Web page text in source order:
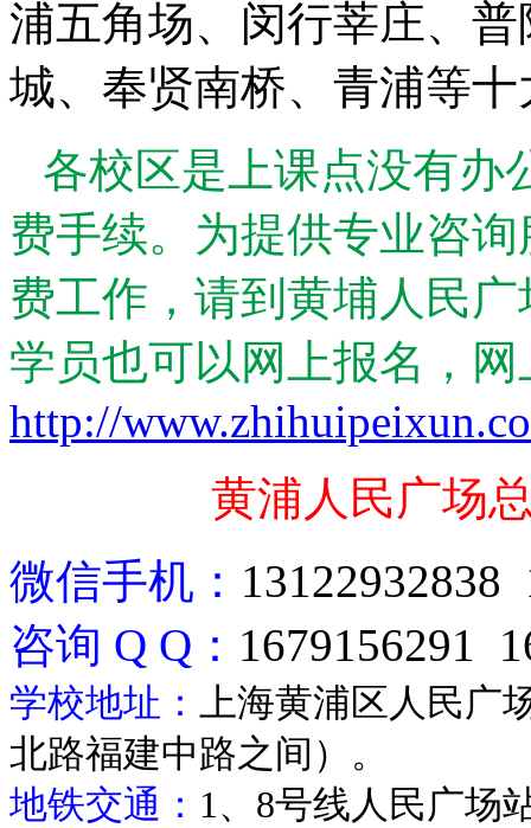
浦五角场、闵行莘庄、
城、奉贤南桥、青浦等
各校区是上课点没有办
费手续。为提供专业咨
费工作，请到黄埔人民
学员也可以网上报名，
http://
黄浦人民广场
微信手机： 13122932838
咨询 Q Q ： 1679156291
学校地址： 上海黄浦区人民广
北路福建中路之间）。
地铁交通： 1、 8号线人民广场